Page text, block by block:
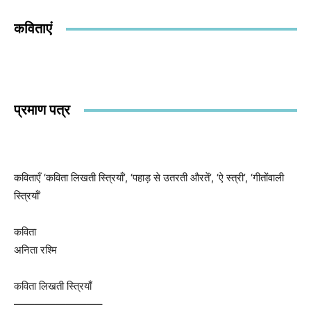
कविताएं
प्रमाण पत्र
कविताएँ ‘कविता लिखती स्त्रियाँ’, ‘पहाड़ से उतरती औरतें’, ‘ऐ स्त्री’, ‘गीतोंवाली
स्त्रियाँ’
कविता
अनिता रश्मि
कविता लिखती स्त्रियाँ
————————–